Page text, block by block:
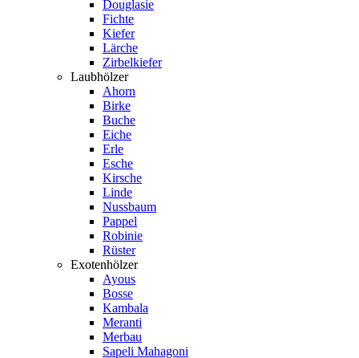
Douglasie
Fichte
Kiefer
Lärche
Zirbelkiefer
Laubhölzer
Ahorn
Birke
Buche
Eiche
Erle
Esche
Kirsche
Linde
Nussbaum
Pappel
Robinie
Rüster
Exotenhölzer
Ayous
Bosse
Kambala
Meranti
Merbau
Sapeli Mahagoni